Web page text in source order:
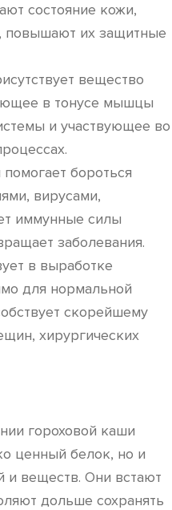
состояние кожи,
повышают их защитные
вещество
в тонусе мышцы
и участвующее во
бороться
вирусами,
иммунные силы
заболевания.
в выработке
для нормальной
скорейшему
хирургических
гороховой каши
ценный белок, но и
и веществ. Они встают
дольше сохранять